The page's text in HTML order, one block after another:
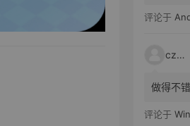
评论于
czh7
做得不
评论于